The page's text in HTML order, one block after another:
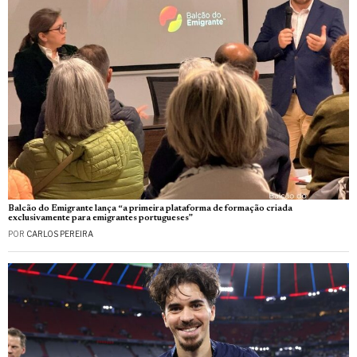
Balcão do Emigrante lança “a primeira plataforma de formação criada
exclusivamente para emigrantes portugueses”
POR CARLOS PEREIRA